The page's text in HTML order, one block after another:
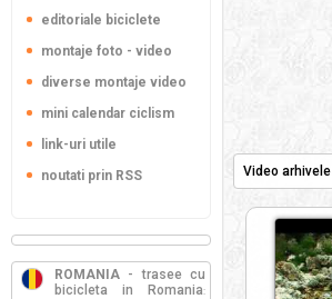
Video arhivele
editoriale biciclete
montaje foto - video
diverse montaje video
mini calendar ciclism
link-uri utile
noutati prin RSS
ROMANIA - trasee cu
bicicleta in Romania: